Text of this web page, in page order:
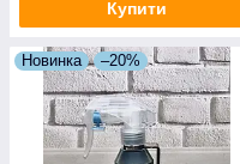
Купити
Новинка –20%